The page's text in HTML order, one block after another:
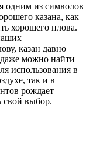
одним из символов
казана, как
хорошего плова.
казан давно
можно найти
использования в
так и в
рождает
свой выбор.